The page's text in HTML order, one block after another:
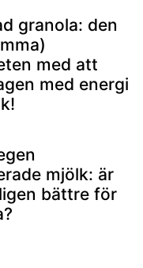
granola: den
med att
med energi
mjölk: är
bättre för